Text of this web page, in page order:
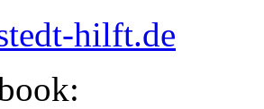
hilft.de